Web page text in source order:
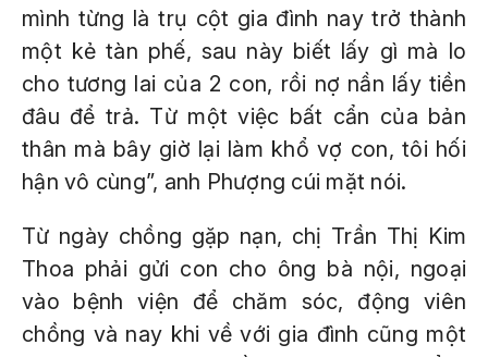
mình từng là trụ cột gia đình nay trở thành
một kẻ tàn phế, sau này biết lấy gì mà lo
cho tương lai của 2 con, rồi nợ nần lấy tiền
đâu để trả. Từ một việc bất cẩn của bản
thân mà bây giờ lại làm khổ vợ con, tôi hối
hận vô cùng”, anh Phượng cúi mặt nói.
Từ ngày chồng gặp nạn, chị Trần Thị Kim
Thoa phải gửi con cho ông bà nội, ngoại
vào bệnh viện để chăm sóc, động viên
chồng và nay khi về với gia đình cũng một